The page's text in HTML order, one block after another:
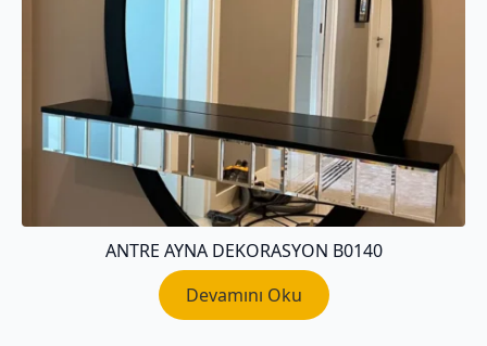
ANTRE AYNA DEKORASYON B0140
Devamını Oku